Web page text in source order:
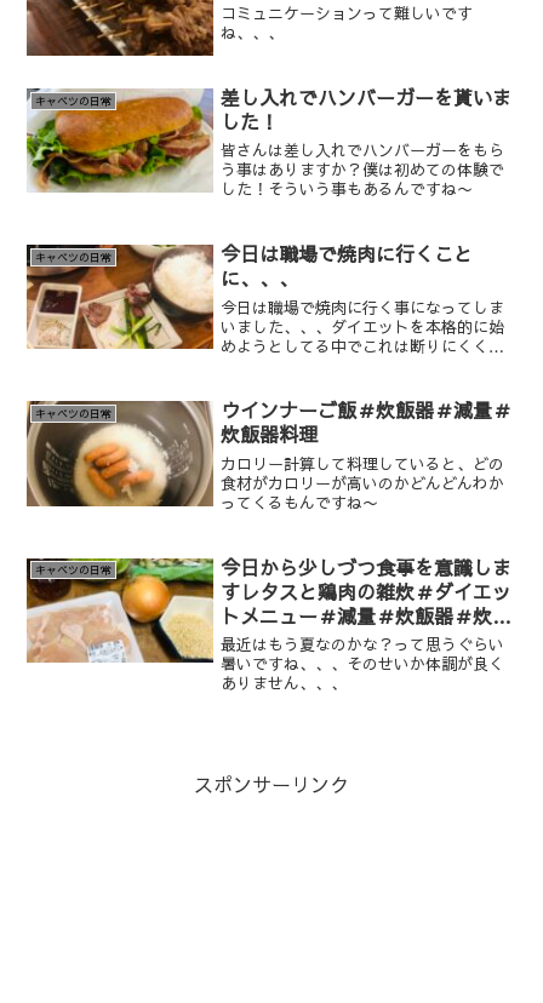
コミュニケーションって難しいです
ね、、、
キャベツの日常
差し入れでハンバーガーを貰いま
した！
皆さんは差し入れでハンバーガーをもら
う事はありますか？僕は初めての体験で
した！そういう事もあるんですね〜
キャベツの日常
今日は職場で焼肉に行くこと
に、、、
今日は職場で焼肉に行く事になってしま
いました、、、ダイエットを本格的に始
めようとしてる中でこれは断りにくくて
て帰りました笑
キャベツの日常
ウインナーご飯＃炊飯器＃減量＃
炊飯器料理
カロリー計算して料理していると、どの
食材がカロリーが高いのかどんどんわか
ってくるもんですね〜
キャベツの日常
今日から少しづつ食事を意識しま
すレタスと鶏肉の雑炊＃ダイエッ
トメニュー＃減量＃炊飯器＃炊飯
器料理
最近はもう夏なのかな？って思うぐらい
暑いですね、、、そのせいか体調が良く
ありません、、、
スポンサーリンク